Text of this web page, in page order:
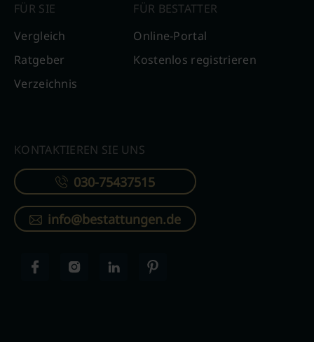
FÜR SIE
Vergleich
Ratgeber
Verzeichnis
FÜR BESTATTER
Online-Portal
Kostenlos registrieren
KONTAKTIEREN SIE UNS
030-75437515
info@bestattungen.de